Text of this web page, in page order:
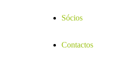
Sócios
Contactos